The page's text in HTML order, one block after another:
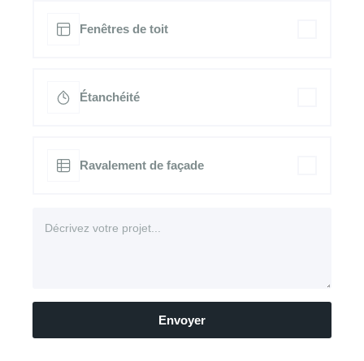
Fenêtres de toit
Étanchéité
Ravalement de façade
Envoyer